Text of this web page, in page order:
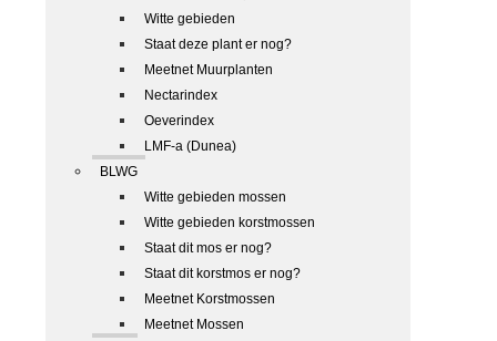
Witte gebieden
Staat deze plant er nog?
Meetnet Muurplanten
Nectarindex
Oeverindex
LMF-a (Dunea)
BLWG
Witte gebieden mossen
Witte gebieden korstmossen
Staat dit mos er nog?
Staat dit korstmos er nog?
Meetnet Korstmossen
Meetnet Mossen